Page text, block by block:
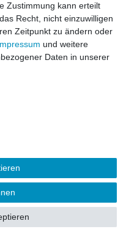
Widerrufs­recht
vorbehalten.
Zustimmung kann erteilt
Recht, nicht einzuwilligen
Zeitpunkt zu ändern oder
und weitere
Daten in unserer